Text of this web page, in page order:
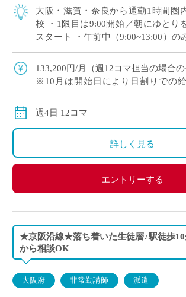
大阪・滋賀・奈良から通勤1時間圏
校 ・1限目は9:00開始／朝にゆとり
スタート ・午前中（9:00~13:00）の
た指導環境 ・新校舎も完 […]
133,200円/月（週12コマ担当の場合の
※10月は開始日により日割りでの
交通費別途交通費全額
週4日 12コマ
詳しく見る
エントリーする
★京阪沿線★落ち着いた生徒層♪駅徒歩10
から相談OK
大阪府 非常勤講師 派遣